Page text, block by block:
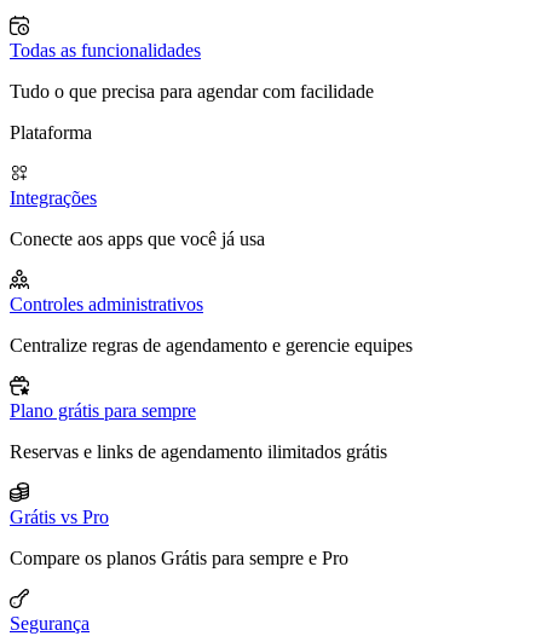
Todas as funcionalidades
Tudo o que precisa para agendar com facilidade
Plataforma
Integrações
Conecte aos apps que você já usa
Controles administrativos
Centralize regras de agendamento e gerencie equipes
Plano grátis para sempre
Reservas e links de agendamento ilimitados grátis
Grátis vs Pro
Compare os planos Grátis para sempre e Pro
Segurança